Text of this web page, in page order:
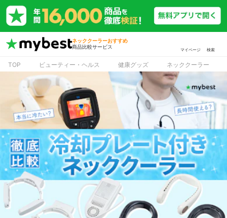
ネッククーラーおすすめ
商品比較サービス
マイページ 検索
TOP ビューティー・ヘルス 健康グッズ ネッククーラー